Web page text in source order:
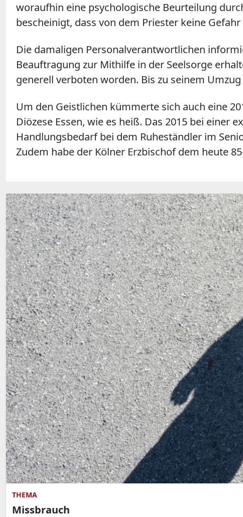
woraufhin eine psychologische Beurteilung
bescheinigt, dass von dem Priester keine
Die damaligen Personalverantwortlichen
Beauftragung zur Mithilfe in der Seelsorge
generell verboten worden. Bis zu seinem
Um den Geistlichen kümmerte sich auch eine
Diözese Essen, wie es heiß. Das 2015 bei einer
Handlungsbedarf bei dem Ruheständler im
Zudem habe der Kölner Erzbischof dem heute
THEMA
Missbrauch